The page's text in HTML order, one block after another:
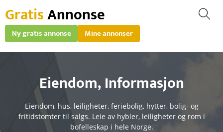
GratisAnnonse
Ny gratis annonse Mine annonser
Eiendom,Informasjon
Eiendom, hus, leiligheter, feriebolig, hytter, bolig- og
fritidstomter til salgs. Leie av hybler, leiligheter og rom i
bofelleskap i hele Norge.